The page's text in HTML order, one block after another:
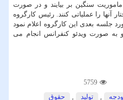
ماموریت سنگین بر بیایند و در صورت
را عملیاتی كنند. رئیس كارگروه
جلسه بعدی این كارگروه اعلام نمود
به صورت ویدئو كنفرانس انجام می
5759
, تولید , حقوق